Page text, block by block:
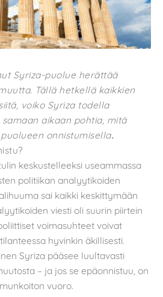
Syriza-puolue herättää
Tällä hetkellä kaikkien
voiko Syriza todella
aikaan pohtia, mitä
onnistumisella.
keskustelleeksi useammassa
politiikan analyytikoiden
sai kaikki keskittymään
viesti oli suurin piirtein
voimasuhteet voivat
hyvinkin äkillisesti.
Syriza pääsee luultavasti
– ja jos se epäonnistuu, on
vuoro.